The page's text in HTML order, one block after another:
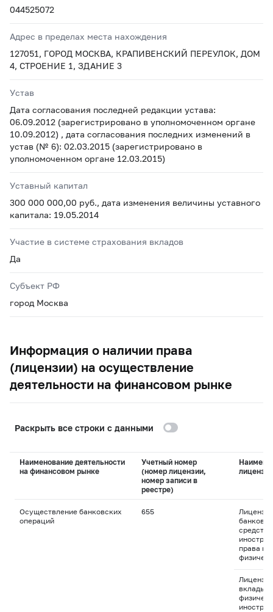
044525072
Адрес в пределах места нахождения
127051, ГОРОД МОСКВА, КРАПИВЕНСКИЙ ПЕРЕУЛОК, ДОМ
4, СТРОЕНИЕ 1, ЗДАНИЕ 3
Устав
Дата согласования последней редакции устава:
06.09.2012 (зарегистрировано в уполномоченном органе
10.09.2012) , дата согласования последних изменений в
устав (№ 6): 02.03.2015 (зарегистрировано в
уполномоченном органе 12.03.2015)
Уставный капитал
300 000 000,00 руб., дата изменения величины уставного
капитала: 19.05.2014
Участие в системе страхования вкладов
Да
Субъект РФ
город Москва
Информация о наличии права
(лицензии) на осуществление
деятельности на финансовом рынке
Раскрыть все строки с данными
Наименование деятельности
на финансовом рынке
Учетный номер
(номер лицензии,
номер записи в
реестре)
лицензии
Осуществление банковских
операций
655
права
вклады